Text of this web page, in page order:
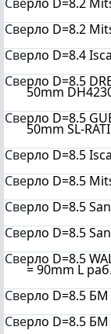
Сверло D=8.2
Сверло D=8.4
Сверло D=8.5
50mm
Сверло D=8.5
50mm SL-
Сверло D=8.5
Сверло D=8.5
Сверло D=8.5
Сверло D=8.5
Сверло D=8.5
= 90mm L
Сверло D=8.5
Сверло D=8.5